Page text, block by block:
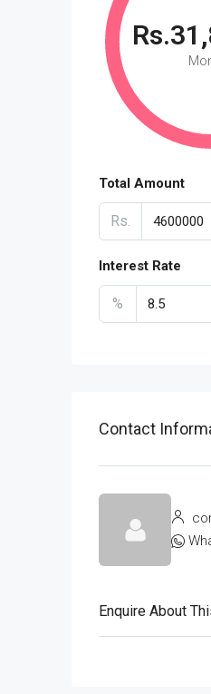
Total Amount
Rs.
Interest Rate
%
Contact
Enquire About